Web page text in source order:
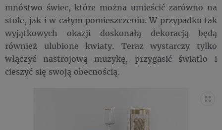
mnóstwo świec, które można umieścić zarówno na
stole, jak i w całym pomieszczeniu. W przypadku tak
wyjątkowych okazji doskonałą dekoracją będą
również ulubione kwiaty. Teraz wystarczy tylko
włączyć nastrojową muzykę, przygasić światło i
cieszyć się swoją obecnością.